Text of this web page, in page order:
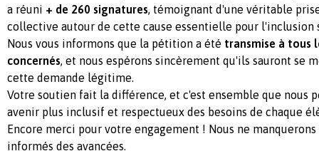
a réuni + de 260 signatures, témoignant d'une véritable
collective autour de cette cause essentielle pour l'inclusion
Nous vous informons que la pétition a été transmise à tous
concernés, et nous espérons sincèrement qu'ils sauront se
cette demande légitime.
Votre soutien fait la différence, et c'est ensemble que nous
avenir plus inclusif et respectueux des besoins de chaque
Encore merci pour votre engagement ! Nous ne
informés des avancées.